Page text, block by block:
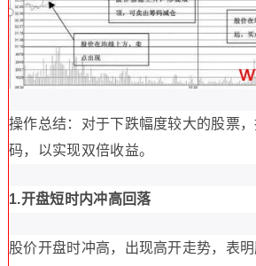
操作总结：对于下跌幅度较大的股票
码，以实现双倍收益。
1.开盘短时内冲高回落
股价开盘时冲高，出现高开走势，表